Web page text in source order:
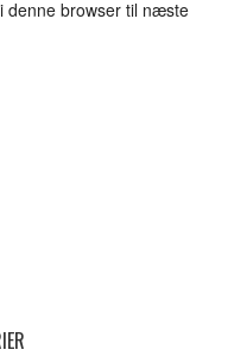
denne browser til næste